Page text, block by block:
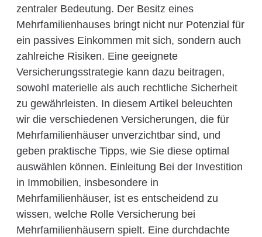
zentraler Bedeutung. Der Besitz eines
Mehrfamilienhauses bringt nicht nur Potenzial für
ein passives Einkommen mit sich, sondern auch
zahlreiche Risiken. Eine geeignete
Versicherungsstrategie kann dazu beitragen,
sowohl materielle als auch rechtliche Sicherheit
zu gewährleisten. In diesem Artikel beleuchten
wir die verschiedenen Versicherungen, die für
Mehrfamilienhäuser unverzichtbar sind, und
geben praktische Tipps, wie Sie diese optimal
auswählen können. Einleitung Bei der Investition
in Immobilien, insbesondere in
Mehrfamilienhäuser, ist es entscheidend zu
wissen, welche Rolle Versicherung bei
Mehrfamilienhäusern spielt. Eine durchdachte